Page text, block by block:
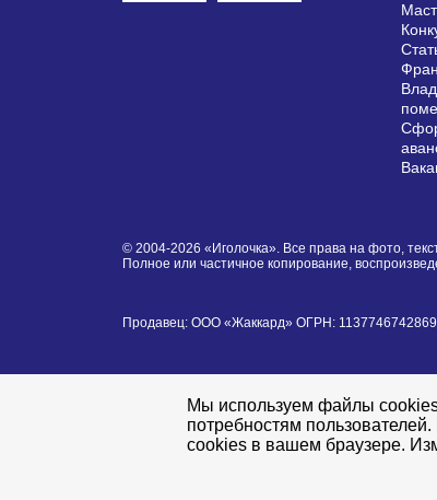
© 2004-2026 «Иголочка». Все права на фото,
Полное или частичное копирование,
Продавец: ООО «Жаккард» ОГРН: 1137746742869
Мы используем файлы cookies
потребностям
cookies в вашем браузере.